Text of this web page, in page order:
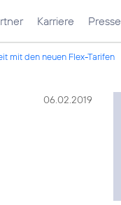
Karriere Presse
mit den neuen Flex-Tarifen
06.02.2019